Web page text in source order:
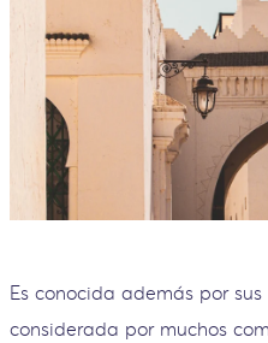
Es conocida además por
considerada por muchos